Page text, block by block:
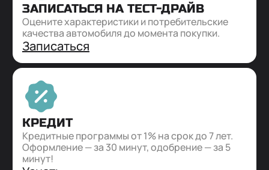
ЗАПИСАТЬСЯ НА ТЕСТ-ДРАЙВ
Оцените характеристики и потребительские
качества автомобиля до момента покупки.
Записаться
КРЕДИТ
Кредитные программы от 1% на срок до 7 лет.
Оформление — за 30 минут, одобрение — за 5
минут!